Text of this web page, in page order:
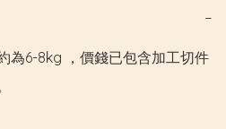
−
為6-8kg ，價錢已包含加工切件